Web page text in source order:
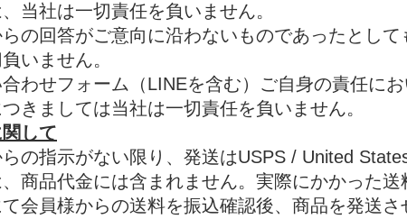
当社は一切責任を負いません。
の回答がご意向に沿わないものであったとし
いません。
わせフォーム（LINEを含む）ご自身の責任に
きましては当社は一切責任を負いません。
して
の指示がない限り、発送はUSPS / United
商品代金には含まれません。実際にかかった送
会員様からの送料を振込確認後、商品を発送さ